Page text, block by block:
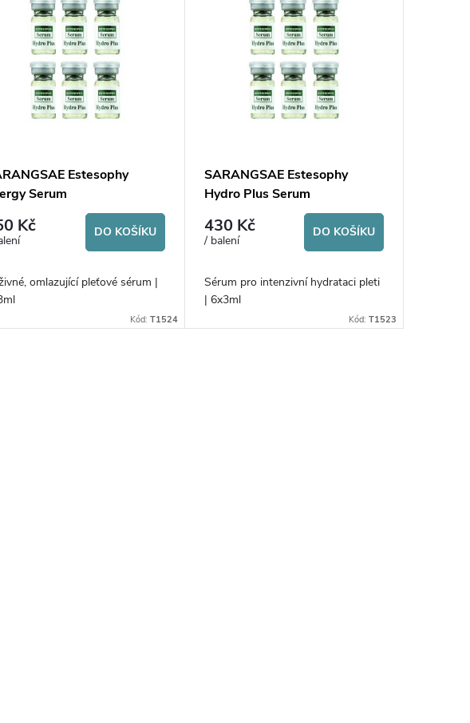
Estesophy
Serum
Kč DO KOŠÍKU
omlazující pleťové sérum |
Kód: T1524
SARANGSAE Estesophy
Hydro Plus Serum
430 Kč
/ balení
DO KOŠÍKU
Sérum pro intenzivní hydrataci pleti
| 6x3ml
Kód: T1523